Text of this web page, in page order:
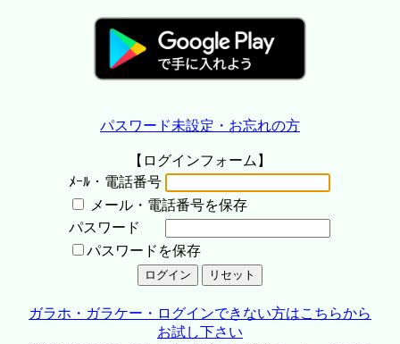
パスワード未設定・お忘れの方
【ログインフォーム】
ﾒｰﾙ・電話番号
メール・電話番号を保存
パスワード
パスワードを保存
ガラホ・ガラケー・ログインできない方はこちらから
お試し下さい